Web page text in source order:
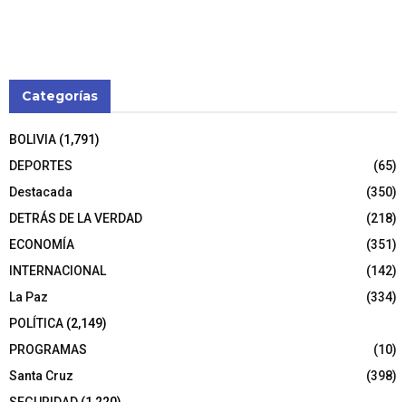
Categorías
BOLIVIA (1,791)
DEPORTES
(65)
Destacada
(350)
DETRÁS DE LA VERDAD
(218)
ECONOMÍA
(351)
INTERNACIONAL
(142)
La Paz
(334)
POLÍTICA (2,149)
PROGRAMAS
(10)
Santa Cruz
(398)